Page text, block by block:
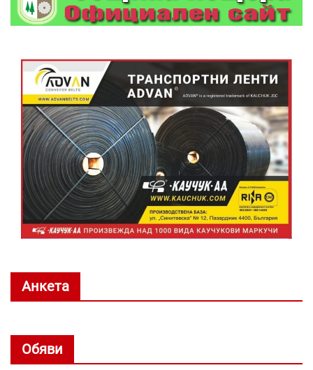
Анкета
Обяви